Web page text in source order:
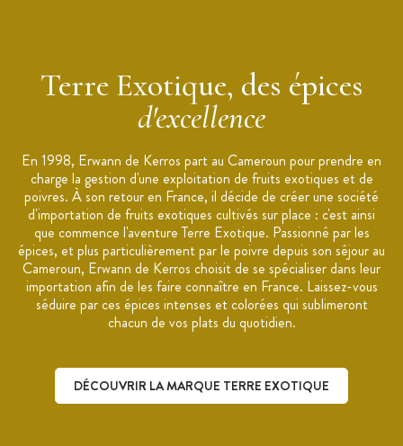
Terre Exotique, des épices
d'excellence
En 1998, Erwann de Kerros part au Cameroun pour prendre en
charge la gestion d'une exploitation de fruits exotiques et de
poivres. À son retour en France, il décide de créer une société
d'importation de fruits exotiques cultivés sur place : c'est ainsi
que commence l'aventure Terre Exotique. Passionné par les
épices, et plus particulièrement par le poivre depuis son séjour au
Cameroun, Erwann de Kerros choisit de se spécialiser dans leur
importation afin de les faire connaître en France. Laissez-vous
séduire par ces épices intenses et colorées qui sublimeront
chacun de vos plats du quotidien.
DÉCOUVRIR LA MARQUE TERRE EXOTIQUE